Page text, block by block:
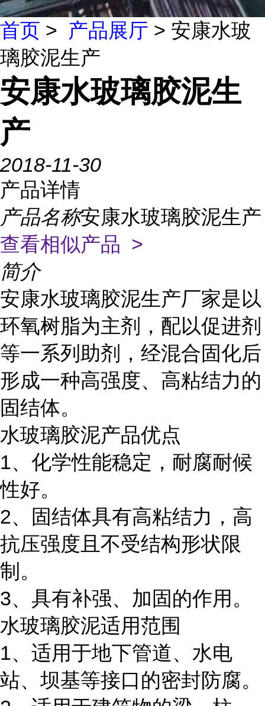
首页 > 产品展厅 > 安康水玻
璃胶泥生产
安康水玻璃胶泥生
产
2018-11-30
产品详情
产品名称安康水玻璃胶泥生产
查看相似产品 >
简介
安康水玻璃胶泥生产厂家是以
环氧树脂为主剂，配以促进剂
等一系列助剂，经混合固化后
形成一种高强度、高粘结力的
固结体。
水玻璃胶泥产品优点
1、化学性能稳定，耐腐耐候
性好。
2、固结体具有高粘结力，高
抗压强度且不受结构形状限
制。
3、具有补强、加固的作用。
水玻璃胶泥适用范围
1、适用于地下管道、水电
站、坝基等接口的密封防腐。